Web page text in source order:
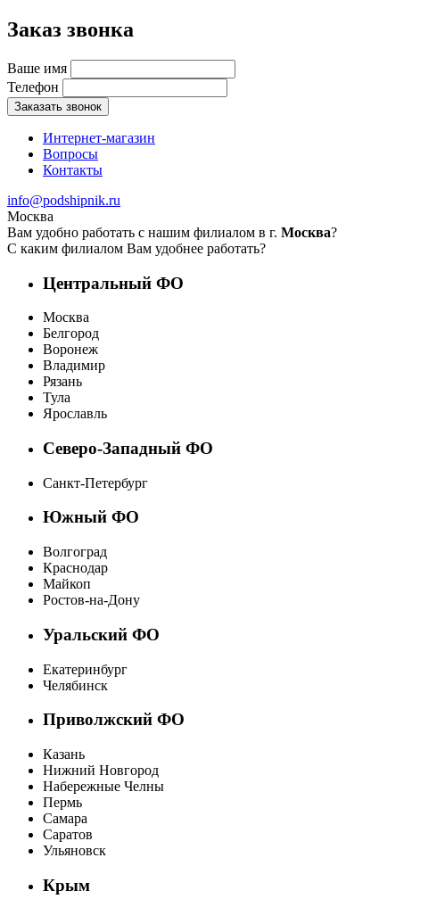
Заказ звонка
Ваше имя
Телефон
Заказать звонок
Интернет-магазин
Вопросы
Контакты
info@podshipnik.ru
Москва
Вам удобно работать с нашим филиалом в г. Москва?
С каким филиалом Вам удобнее работать?
Центральный ФО
Москва
Белгород
Воронеж
Владимир
Рязань
Тула
Ярославль
Северо-Западный ФО
Санкт-Петербург
Южный ФО
Волгоград
Краснодар
Майкоп
Ростов-на-Дону
Уральский ФО
Екатеринбург
Челябинск
Приволжский ФО
Казань
Нижний Новгород
Набережные Челны
Пермь
Самара
Саратов
Ульяновск
Крым